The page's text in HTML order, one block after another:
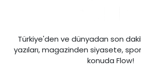
Türkiye'den ve dünyadan son
yazıları, magazinden siyasete,
konuda Flow!